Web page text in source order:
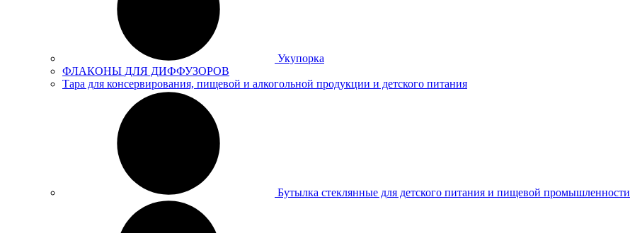
Укупорка
ФЛАКОНЫ ДЛЯ ДИФФУЗОРОВ
Тара для консервирования, пищевой и алкогольной продукции и детского питания
Бутылка стеклянные для детского питания и пищевой промышленности